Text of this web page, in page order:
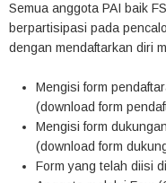
Semua anggota PAI baik
berpartisipasi pada
dengan mendaftarkan diri
Mengisi form
(download form
Mengisi form
(download form
Form yang telah diisi